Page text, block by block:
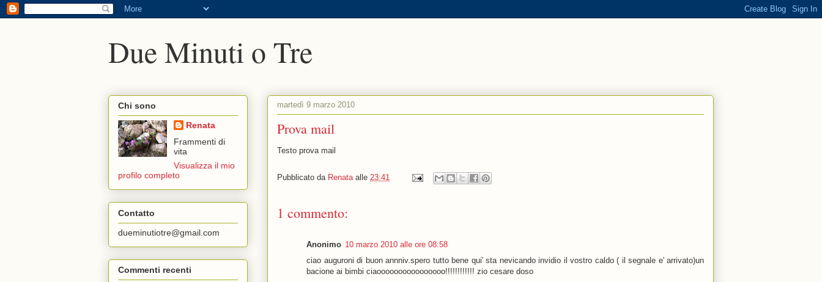
Due Minuti o Tre
martedì 9 marzo 2010
Prova mail
Testo prova mail
Pubblicato da Renata alle 23:41
1 commento:
Anonimo 10 marzo 2010 alle ore 08:58
ciao auguroni di buon annniv.spero tutto bene qui' sta nevicando invidio il vostro caldo ( il segnale e' arrivato)un
bacione ai bimbi ciaoooooooooooooooo!!!!!!!!!!!! zio cesare doso
Chi sono
Renata
Frammenti di
vita
Visualizza il mio
profilo completo
Contatto
dueminutiotre@gmail.com
Commenti recenti